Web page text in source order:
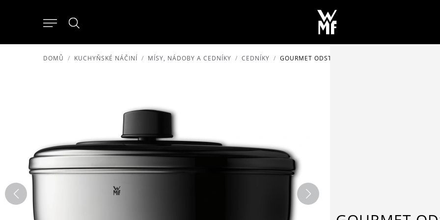
DOMŮ KUCHYŇSKÉ NÁČINÍ MÍSY, NÁDOBY A CEDNÍKY CEDNÍKY GOURMET ODSTŘEDIVKA NA SALÁT